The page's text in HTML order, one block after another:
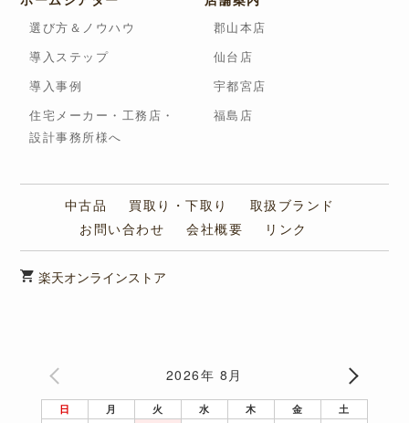
選び方＆ノウハウ
導入ステップ
導入事例
住宅メーカー・工務店・
設計事務所様へ
郡山本店
仙台店
宇都宮店
福島店
中古品 買取り・下取り
取扱ブランド
お問い合わせ
会社概要 リンク
楽天オンラインストア
2026年 8月
日 月 火 水 木 金 土